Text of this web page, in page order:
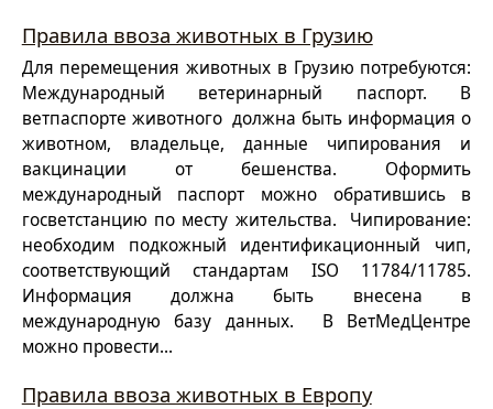
Правила ввоза животных в Грузию
Для перемещения животных в Грузию потребуются:
Международный ветеринарный паспорт. В
ветпаспорте животного должна быть информация о
животном, владельце, данные чипирования и
вакцинации от бешенства. Оформить
международный паспорт можно обратившись в
госветстанцию по месту жительства. Чипирование:
необходим подкожный идентификационный чип,
соответствующий стандартам ISO 11784/11785.
Информация должна быть внесена в
международную базу данных. В ВетМедЦентре
можно провести...
Правила ввоза животных в Европу